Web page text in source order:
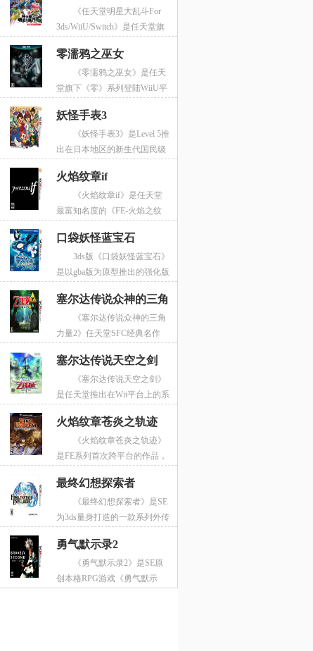
《任天堂明星大乱斗For
3ds/WiiU/Switch》是任天堂旗
大乱斗》的最新作，游戏选择了登陆公司旗下
的Switch、WiiU和3ds平台，在画面上WiiU版首
次实现了高清化，3ds版画面虽不如主机版，但
是追加了许多独有的玩法，Switch版更是内容
最为全面。除了在画面和登场关卡不同以外，
登场的角色全部一样，招式自然也一致。游戏
分为本地联机和网络联机两部分，你可以与你
的家人、朋友一起领略这款游戏的欢乐。
零濡鸦之巫女
《零濡鸦之巫女》是任天
堂旗下《零》系列登陆WiiU平
ps5、pc等版本，同时也是系列首次的高清化作
品！游戏画面精美，画质上的提升带来的是游
戏恐怖感的大幅提升，同时游戏的女主角也更
加凄美动人。故事剧情也走的是系列一贯的虐
心，相信许多玩家在体验完本作后又会纠结许
久！
妖怪手表3
《妖怪手表3》是Level 5推
出在日本地区的新生代国民级
作，游戏在《妖怪手表2真打》推出后不到三个
月就宣布制作，并且游戏在系统方面相比以往
作品进行了全面强化，不过画面表现并没有太
多变化。游戏如同PM系列一样强调捕捉妖怪、
对战等的乐趣，不过在系统方面甚至有超越
《口袋妖怪》系列的趋势，喜欢这类养成对战
题材游戏的玩家一定会喜欢本作的。
火焰纹章if
《火焰纹章if》是任天堂
最富知名度的《FE-火焰之纹
了3ds前作《火焰纹章觉醒》的画师进行担当，
制作仍然是Intelligent Systems负责开发，樹林伸
担当游戏剧本。带给玩家最强的制作阵容。由
于采用前作引擎开发，本作的画面表现进行了
优化，同时在细节表现上更加优秀，前作新引
入的如支援系统等要素全部得以保留，让玩家
体验更加完美的《火焰纹章》。
口袋妖怪蓝宝石
3ds版《口袋妖怪蓝宝石》
是以gba版为原型推出的强化版
追加了更多的神兽以及pm妖怪，前作《口袋妖
怪xy》中登场的mega进化也在本作中追加，更
加魄力的3d战斗引入到本作中。
塞尔达传说众神的三角
力量2《塞尔达传说众神的三角
力量2》任天堂SFC经典名作
游戏的画面此次保留了前作的俯视3d，同时在
大地图以及双世界设定上仍然保留了原作的大
部分设定。此次的游戏改革巨大，解谜道具追
加了升级系统，自由度更高，玩家可以从任意
一个迷宫开始。特别令人称道的是，游戏的迷
宫设计非常别出心裁，让整个游戏的流程极为
有趣。总之，3ds上必玩的准神作。
塞尔达传说天空之剑
《塞尔达传说天空之剑》
是任天堂推出在Wii平台上的系
之杖”的双重优点，水墨风+角色等比的设定让
玩家大呼有爱。另外，游戏对操作也进行了优
化，新追加的体感操作让玩家感觉是在真正的
觉。另外，游戏也不再是系列的线性路线，玩
家可以驾驶飞鸟在广阔的世界里进行冒险，游
戏流程也达到了50小时以上！绝对耐玩。
火焰纹章苍炎之轨迹
《火焰纹章苍炎之轨迹》
是FE系列首次跨平台的作品，
陆NGC和Wii双平台，时隔多年回归家用机平台
的游戏在画面表现上进行了全面的进化，虽然
仍然是2d俯视视角，但是人物、场景全面3D
化，同时战斗也变成了全3D画面，刺激感十
足。系统方面也进行了增强，新的奥义物技等
系统让游戏玩法更加多样和充满趣味性。
最终幻想探索者
《最终幻想探索者》是SE
为3ds量身打造的一款系列外传
联机要素，玩家可以与最大三名朋友一起，选
择不同的职业，与FF系列的知名召唤兽们进行
战斗。最终幻想系列经典的职业、武器、技能
勇气默示录2
《勇气默示录2》是SE原
创本格RPG游戏《勇气默示